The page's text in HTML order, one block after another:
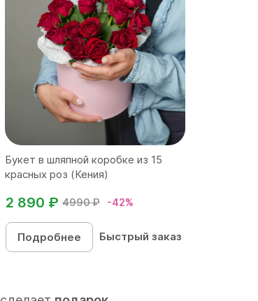
Букет в шляпной коробке из 15
красных роз (Кения)
4990 ₽ -42%
2 890 ₽
Подробнее Быстрый заказ